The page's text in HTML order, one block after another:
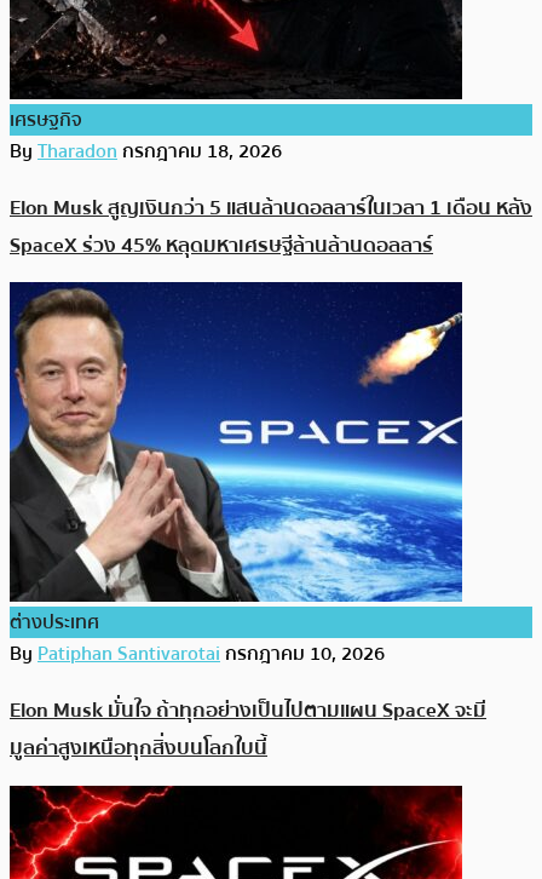
เศรษฐกิจ
ByTharadonกรกฎาคม 18, 2026
Elon Musk สูญเงินกว่า 5 แสนล้านดอลลาร์ในเวลา 1 เดือน หลัง
SpaceX ร่วง 45% หลุดมหาเศรษฐีล้านล้านดอลลาร์
ต่างประเทศ
ByPatiphan Santivarotaiกรกฎาคม 10, 2026
Elon Musk มั่นใจ ถ้าทุกอย่างเป็นไปตามแผน SpaceX จะมี
มูลค่าสูงเหนือทุกสิ่งบนโลกใบนี้